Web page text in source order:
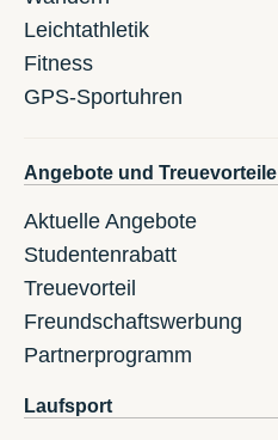
Leichtathletik
Fitness
GPS-Sportuhren
Angebote und Treuevorteile
Aktuelle Angebote
Studentenrabatt
Treuevorteil
Freundschaftswerbung
Partnerprogramm
Laufsport